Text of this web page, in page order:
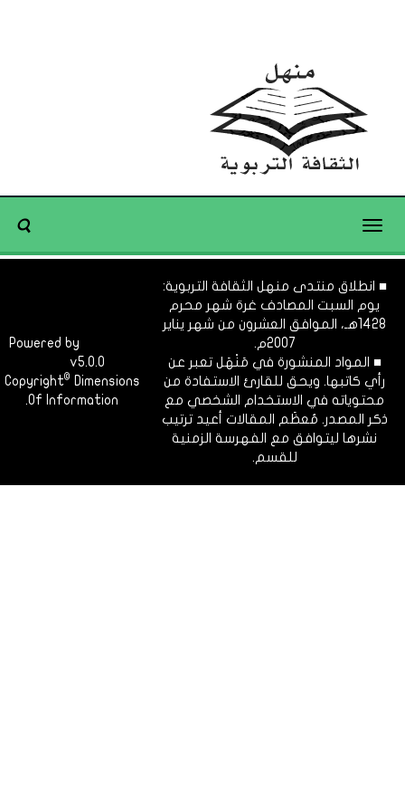
Toggle
■ انطلاق منتدى منهل الثقافة التربوية:
يوم السبت المصادف غرة شهر محرم
1428هـ، الموافق العشرون من شهر يناير
2007م.
■ المواد المنشورة في مَنْهَل تعبر عن
رأي كاتبها. ويحق للقارئ الاستفادة من
محتوياته في الاستخدام الشخصي مع
ذكر المصدر. مُعظَم المقالات أعيد ترتيب
نشرها ليتوافق مع الفهرسة الزمنية
للقسم.
Powered by
v5.0.0
Copyright©
Dimensions
Of Information.